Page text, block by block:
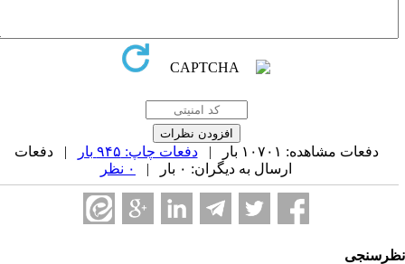
دفعات مشاهده: ۱۰۷۰۱ بار | دفعات چاپ: ۹۴۵ بار
| دفعات
ارسال به دیگران: ۰ بار |